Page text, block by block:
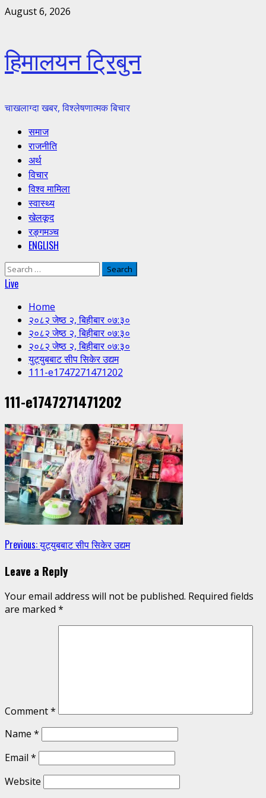
Skip
August 6, 2026
हिमालयन ट्रिबुन
चाखलाग्दा खबर, विश्लेषणात्मक बिचार
Primary
Menu
समाज
राजनीति
अर्थ
विचार
विश्व मामिला
स्वास्थ्य
खेलकूद
रङ्गमञ्च
ENGLISH
Search
for:
Live
Home
२०८२ जेष्ठ २, बिहीबार ०७:३०
२०८२ जेष्ठ २, बिहीबार ०७:३०
२०८२ जेष्ठ २, बिहीबार ०७:३०
युट्युबबाट सीप सिकेर उद्यम
111-e1747271471202
111-e1747271471202
Continue
Reading
Previous:युट्युबबाट सीप सिकेर उद्यम
Leave a Reply
Your email address will not be published. Required fields
are marked *
Comment*
Name *
Email *
Website